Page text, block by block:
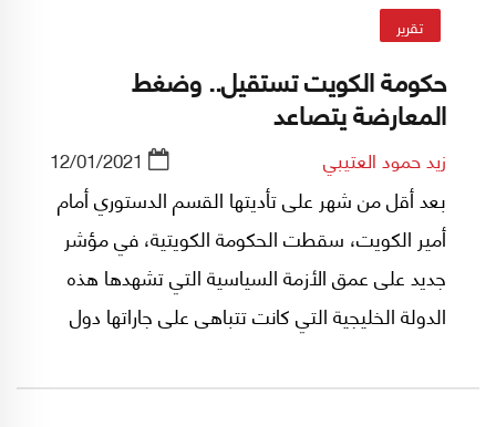
تقرير
حكومة الكويت تستقيل.. وضغط
المعارضة يتصاعد
زيد حمود العتيبي 12/01/2021
بعد أقل من شهر على تأديتها القسم الدستوري أمام
أمير الكويت، سقطت الحكومة الكويتية، في مؤشر
جديد على عمق الأزمة السياسية التي تشهدها هذه
الدولة الخليجية التي كانت تتباهى على جاراتها دول